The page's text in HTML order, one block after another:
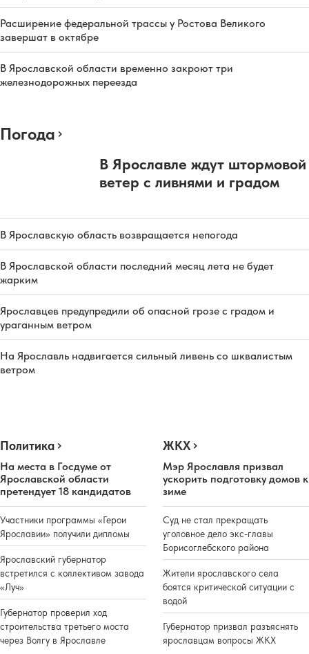
Расширение федеральной трассы у Ростова Великого
завершат в октябре
В Ярославской области временно закроют три
железнодорожных переезда
Погода
В Ярославле ждут штормовой
ветер с ливнями и градом
В Ярославскую область возвращается непогода
В Ярославской области последний месяц лета не будет
жарким
Ярославцев предупредили об опасной грозе с градом и
ураганным ветром
На Ярославль надвигается сильный ливень со шквалистым
ветром
Политика
На места в Госдуме от
Ярославской области
претендует 18 кандидатов
Участники программы «Герои
Ярославии» получили дипломы
Ярославский губернатор
встретился с коллективом завода
«Луч»
Губернатор проверил ход
строительства третьего моста
через Волгу в Ярославле
ЖКХ
Мэр Ярославля призвал
ускорить подготовку домов к
зиме
Суд не стал прекращать
уголовное дело экс-главы
Борисоглебского района
Жители ярославского села
боятся критической ситуации с
водой
Губернатор призвал разъяснять
ярославцам вопросы ЖКХ